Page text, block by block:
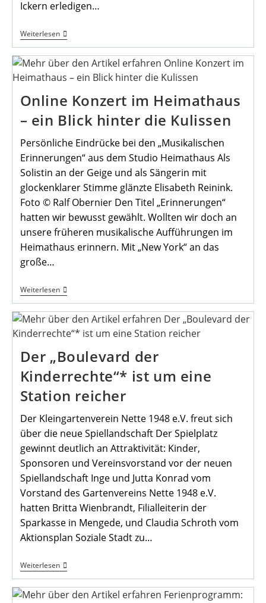
Ickern erledigen…
WeiterlesenMein
Ickern
Lädt
Online Konzert im Heimathaus
– ein Blick hinter die Kulissen
Persönliche Eindrücke bei den „Musikalischen
Erinnerungen“ aus dem Studio Heimathaus Als
Solistin an der Geige und als Sängerin mit
glockenklarer Stimme glänzte Elisabeth Reinink.
Foto © Ralf Obernier Den Titel „Erinnerungen“
hatten wir bewusst gewählt. Wollten wir doch an
unsere früheren musikalische Aufführungen im
Heimathaus erinnern. Mit „New York“ an das
große…
WeiterlesenOnline
Konzert
Heimathaus
Ein
Hinter
Die
Kulissen
Der „Boulevard der
Kinderrechte“* ist um eine
Station reicher
Der Kleingartenverein Nette 1948 e.V. freut sich
über die neue Spiellandschaft Der Spielplatz
gewinnt deutlich an Attraktivität: Kinder,
Sponsoren und Vereinsvorstand vor der neuen
Spiellandschaft Inge und Jutta Konrad vom
Vorstand des Gartenvereins Nette 1948 e.V.
hatten Britta Wienbrandt, Filialleiterin der
Sparkasse in Mengede, und Claudia Schroth vom
Aktionsplan Soziale Stadt zu…
WeiterlesenDer
„Boulevard
Kinderrechte“*